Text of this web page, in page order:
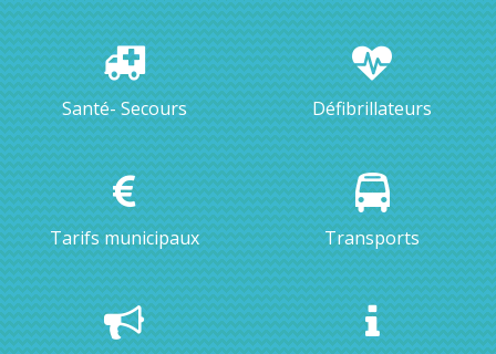
Santé- Secours Défibrillateurs
Tarifs municipaux Transports